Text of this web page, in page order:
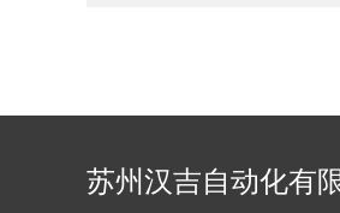
苏州汉吉自动化有